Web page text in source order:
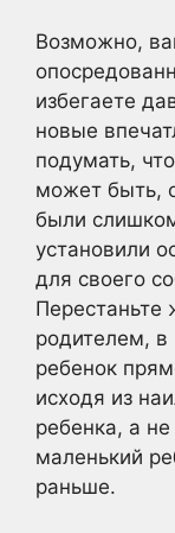
Возможно,
избегаете
новые
подумать,
может быть,
были
установили
для своего
родителем,
ребенок
исходя из
ребенка, а
маленький
раньше.